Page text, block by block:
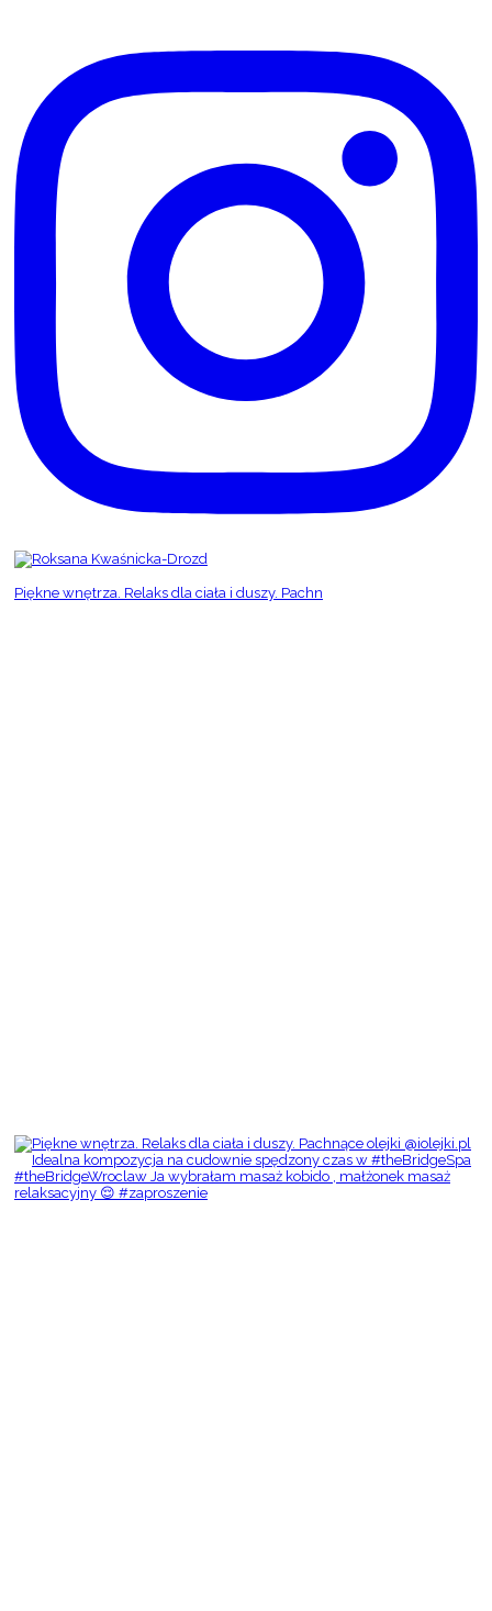
Piękne wnętrza. Relaks dla ciała i duszy. Pachn